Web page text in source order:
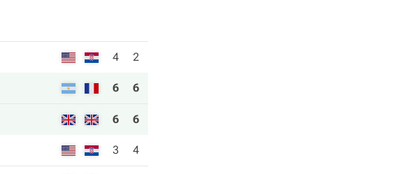
4 2
6 6
6 6
3 4